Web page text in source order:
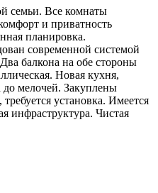
семьи. Все комнаты
и приватность
планировка.
современной системой
балкона на обе стороны
Новая кухня,
до мелочей. Закуплены
установка. Имеется
инфраструктура. Чистая